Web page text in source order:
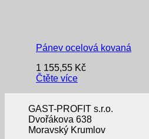
Pánev ocelová kovaná
1 155,55 Kč
Čtěte více
GAST-PROFIT s.r.o.
Dvořákova 638
Moravský Krumlov